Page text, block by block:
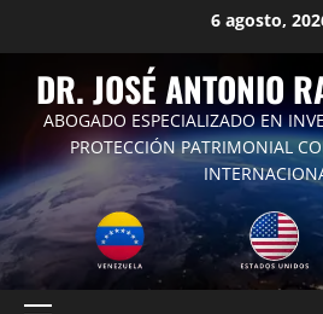
content
6 agosto,
DR. JOSÉ ANTONIO
ABOGADO ESPECIALIZADO EN
PROTECCIÓN PATRIMONIAL